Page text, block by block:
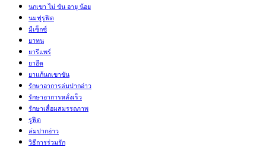
นกเขา ไม่ ขัน อายุ น้อย
นมฟูรูฟิต
มีเซ็กซ์
ยาทน
ยารีแพร์
ยาอึด
ยาแก้นกเขาขัน
รักษาอาการล่มปากอ่าว
รักษาอาการหลั่งเร็ว
รักษาเสื่อมสมรรถภาพ
รูฟิต
ล่มปากอ่าว
วิธีการร่วมรัก